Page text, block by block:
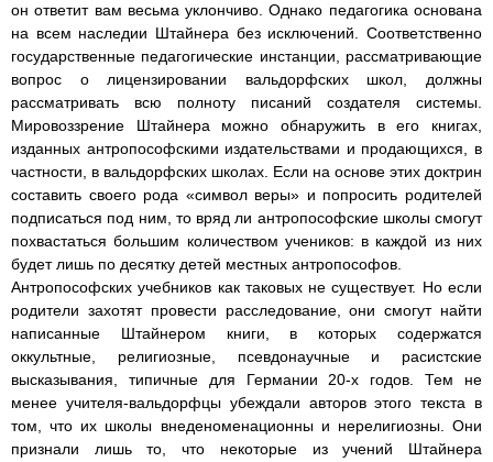
он ответит вам весьма уклончиво. Однако педагогика основана
на всем наследии Штайнера без исключений. Соответственно
государственные педагогические инстанции, рассматривающие
вопрос о лицензировании вальдорфских школ, должны
рассматривать всю полноту писаний создателя системы.
Мировоззрение Штайнера можно обнаружить в его книгах,
изданных антропософскими издательствами и продающихся, в
частности, в вальдорфских школах. Если на основе этих доктрин
составить своего рода «символ веры» и попросить родителей
подписаться под ним, то вряд ли антропософские школы смогут
похвастаться большим количеством учеников: в каждой из них
будет лишь по десятку детей местных антропософов.
Антропософских учебников как таковых не существует. Но если
родители захотят провести расследование, они смогут найти
написанные Штайнером книги, в которых содержатся
оккультные, религиозные, псевдонаучные и расистские
высказывания, типичные для Германии 20-х годов. Тем не
менее учителя-вальдорфцы убеждали авторов этого текста в
том, что их школы внеденоменационны и нерелигиозны. Они
признали лишь то, что некоторые из учений Штайнера